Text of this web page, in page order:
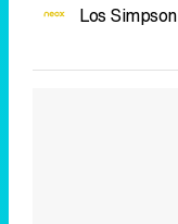
Los Simpson